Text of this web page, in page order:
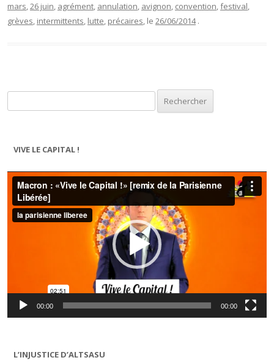
mars,26 juin, agrément, annulation, avignon, convention,festival,
grèves, intermittents, lutte, précaires, le 26/06/2014 .
VIVE LE CAPITAL !
Lecteur
vidéo
00:00 00:00
L’INJUSTICE D’ALTSASU